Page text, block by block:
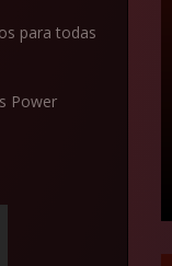
para todas
Power